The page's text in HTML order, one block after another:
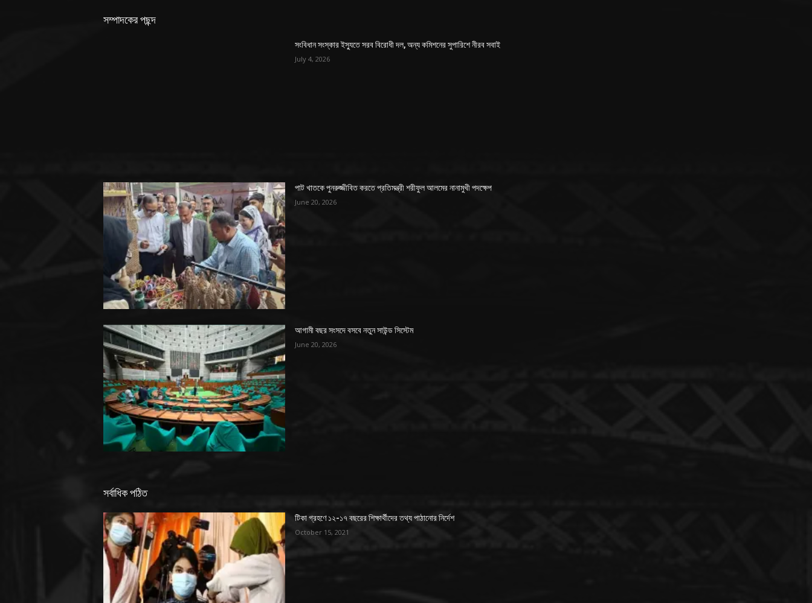
সম্পাদকের পছন্দ
সংবিধান সংস্কার ইস্যুতে সরব বিরোধী দল, অন্য কমিশনের সুপারিশে নীরব সবাই
July 4, 2026
পাট খাতকে পুনরুজ্জীবিত করতে প্রতিমন্ত্রী শরীফুল আলমের নানামুখী পদক্ষেপ
June 20, 2026
আগামী বছর সংসদে বসবে নতুন সাউন্ড সিস্টেম
June 20, 2026
সর্বাধিক পঠিত
টিকা গ্রহণে ১২-১৭ বছরের শিক্ষার্থীদের তথ্য পাঠানোর নির্দেশ
October 15, 2021